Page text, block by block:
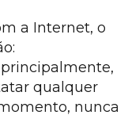
a Internet, o
principalmente,
qualquer
nunca